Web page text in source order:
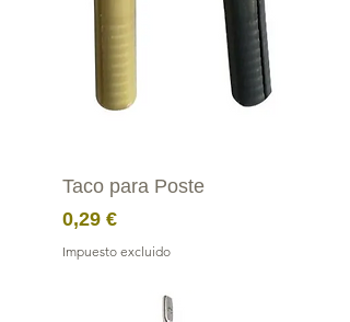
Taco para Poste
Precio
0,29 €
Impuesto excluido